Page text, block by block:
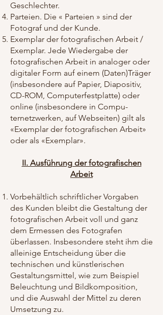
Geschlechter.
Parteien. Die « Parteien » sind der
Fotograf und der Kunde.
Exemplar der fotografischen Arbeit /
Exemplar. Jede Wiedergabe der
fotografischen Arbeit in analoger oder
digitaler Form auf einem (Daten)Träger
(insbesondere auf Papier, Diapositiv,
CD-ROM, Computerfestplatte) oder
online (insbesondere in Compu-
ternetzwerken, auf Webseiten) gilt als
«Exemplar der fotografischen Arbeit»
oder als «Exemplar».
II. Ausführung der fotografischen
Arbeit
Vorbehältlich schriftlicher Vorgaben
des Kunden bleibt die Gestaltung der
fotografischen Arbeit voll und ganz
dem Ermessen des Fotografen
überlassen. Insbesondere steht ihm die
alleinige Entscheidung über die
technischen und künstlerischen
Gestaltungsmittel, wie zum Beispiel
Beleuchtung und Bildkomposition,
und die Auswahl der Mittel zu deren
Umsetzung zu.